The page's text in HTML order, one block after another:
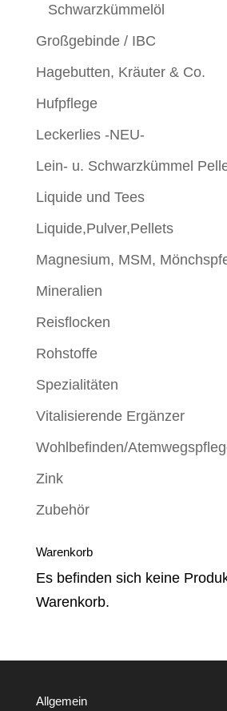
Schwarzkümmelöl
Großgebinde / IBC
Hagebutten, Kräuter & Co.
Hufpflege
Leckerlies -NEU-
Lein- u. Schwarzkümmel
Liquide und Tees
Liquide,Pulver,Pellets
Magnesium, MSM,
Mineralien
Reisflocken
Rohstoffe
Spezialitäten
Vitalisierende Ergänzer
Wohlbefinden/
Zink
Zubehör
Warenkorb
Es befinden sich keine
Warenkorb.
Allgemein